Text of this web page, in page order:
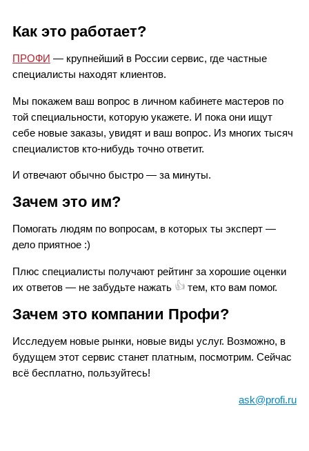
Как это работает?
ПРОФИ — крупнейший в России сервис, где частные
специалисты находят клиентов.
Мы покажем ваш вопрос в личном кабинете мастеров по
той специальности, которую укажете. И пока они ищут
себе новые заказы, увидят и ваш вопрос. Из многих тысяч
специалистов кто-нибудь точно ответит.
И отвечают обычно быстро — за минуты.
Зачем это им?
Помогать людям по вопросам, в которых ты эксперт —
дело приятное :)
Плюс специалисты получают рейтинг за хорошие оценки
их ответов — не забудьте нажать 👍 тем, кто вам помог.
Зачем это компании Профи?
Исследуем новые рынки, новые виды услуг. Возможно, в
будущем этот сервис станет платным, посмотрим. Сейчас
всё бесплатно, пользуйтесь!
ask@profi.ru